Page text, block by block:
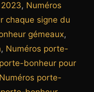
, Numéros
chaque signe du
gémeaux,
, Numéros porte-
bonheur pour
Numéros porte-